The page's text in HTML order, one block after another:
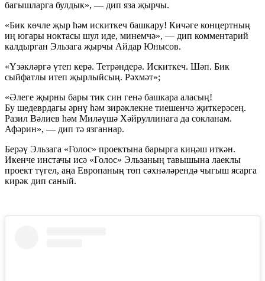
багышларга булдык», — дип яза җырчы.
«Бик көчле җыр һәм искиткеч башкару! Кичәге концертның
иң югары ноктасы шул иде, минемчә», — дип комментарий
калдырган Эльзага җырчы Айдар Юнысов.
«Үзәкләргә үтеп керә. Тетрәндерә. Искиткеч. Шәп. Бик
сыйфатлы итеп җырлыйсың. Рәхмәт»;
«Әлеге җырны бары тик син генә башкара аласың!
Бу шедеврдагы әрнү һәм зирәклекне тиешенчә җиткерәсең.
Разил Вәлиев һәм Миләүшә Хәйруллинага да сокланам.
Афәрин», — дип тә язганнар.
Берәү Эльзага «Голос» проектына барырга киңәш иткән.
Икенче инстачы исә «Голос» Эльзаның тавышына лаеклы
проект түгел, аңа Европаның төп сәхнәләрендә чыгыш ясарга
кирәк дип саный.